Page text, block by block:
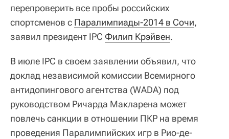
перепроверить все пробы российских
спортсменов с Паралимпиады-2014 в Сочи,
заявил президент IPC Филип Крэйвен.
В июле IPC в своем заявлении объявил, что
доклад независимой комиссии Всемирного
антидопингового агентства (WADA) под
руководством Ричарда Макларена может
повлечь санкции в отношении ПКР на время
проведения Паралимпийских игр в Рио-де-